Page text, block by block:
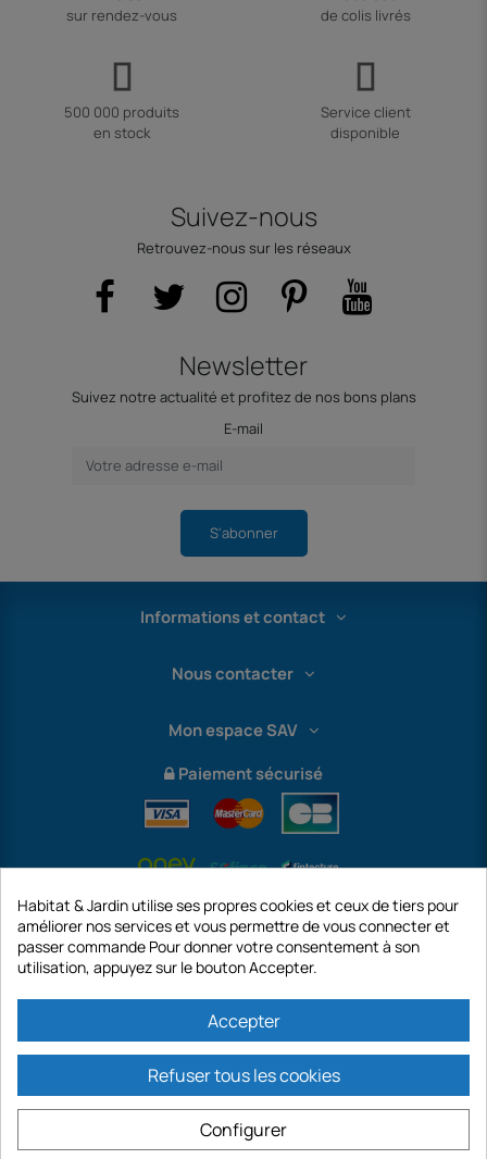
sur rendez-vous
de colis livrés
500 000 produits
en stock
Service client
disponible
Suivez-nous
Retrouvez-nous sur les réseaux
Newsletter
Suivez notre actualité et profitez de nos bons plans
E-mail
S'abonner
Informations et contact
Nous contacter
Mon espace SAV
Paiement sécurisé
International
capital de 187 203,29 €, 32 Rue de Paradis - PARIS 75010 (FRANCE).
GECODIS.SA créée le 04/11/1998 est une filiale de ODAYA HOLDING au capital
de 2.750.640,00 EURO.
Habitat & Jardin utilise ses propres cookies et ceux de tiers pour
améliorer nos services et vous permettre de vous connecter et
passer commande Pour donner votre consentement à son
utilisation, appuyez sur le bouton Accepter.
Accepter
Refuser tous les cookies
Configurer